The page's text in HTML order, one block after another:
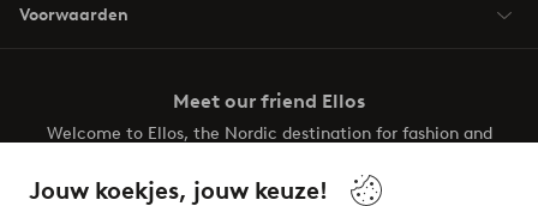
Jouw koekjes, jouw keuze!
Voorwaarden
Meet our friend Ellos
Welcome to Ellos, the Nordic destination for fashion and
your wardrobe. Your next inspiring look is here!